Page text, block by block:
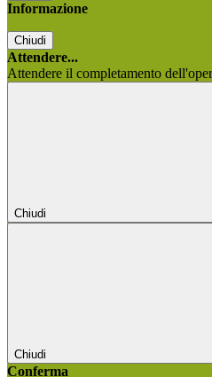
Informazione
Chiudi
Attendere...
Attendere il completamento
Chiudi
Chiudi
Conferma